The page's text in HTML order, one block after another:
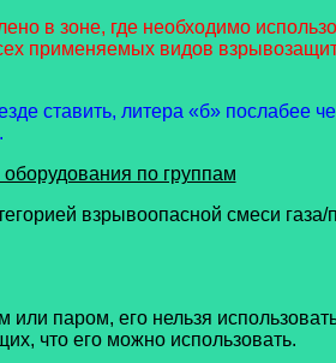
в зоне, где необходимо
применяемых видов
ставить, литера «б» послабее
по группам
взрывоопасной смеси газа/
паром, его нельзя
что его можно использовать.